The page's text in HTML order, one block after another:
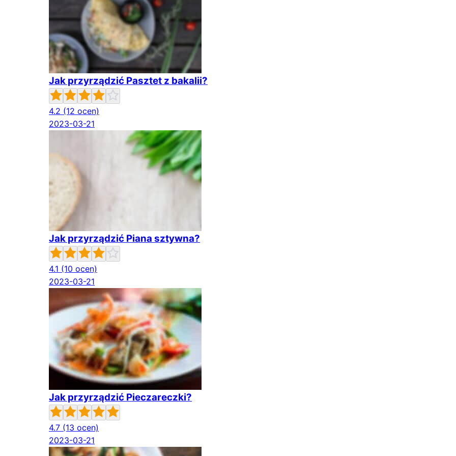
Jak przyrządzić Pasztet z bakalii?
4.2 (12 ocen)
2023-03-21
Jak przyrządzić Piana sztywna?
4.1 (10 ocen)
2023-03-21
Jak przyrządzić Pieczareczki?
4.7 (13 ocen)
2023-03-21